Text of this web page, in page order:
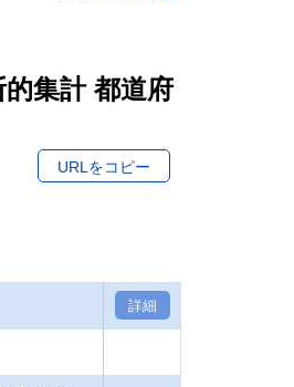
集計 都道府
URLをコピー
詳細